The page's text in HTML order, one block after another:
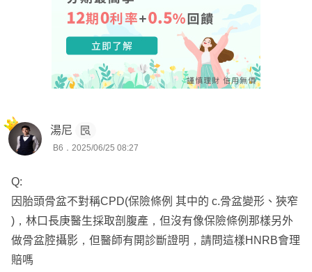
🏐病房費一天5000起跳
🎯 成人規劃六大保障
💡意外險(死殘/意外實支/意外日額/骨折)
💡癌症險(一次金癌症險優先；療程型/生存型/實支實付型
次之)
優先)
💡照護險
(主要為失能險/長照險/失智險，目前失能險滅絕，改以意
外失能險和為優先，輔以一年期長照險和失智險，預算夠再
考慮長照險)
湯尼
B6．2025/06/25 08:27
Q:
因胎頭骨盆不對稱CPD(保險條例 其中的 c.骨盆變形、狹窄
)，林口長庚醫生採取剖腹產，但沒有像保險條例那樣另外
做骨盆腔攝影，但醫師有開診斷證明，請問這樣HNRB會理
賠嗎